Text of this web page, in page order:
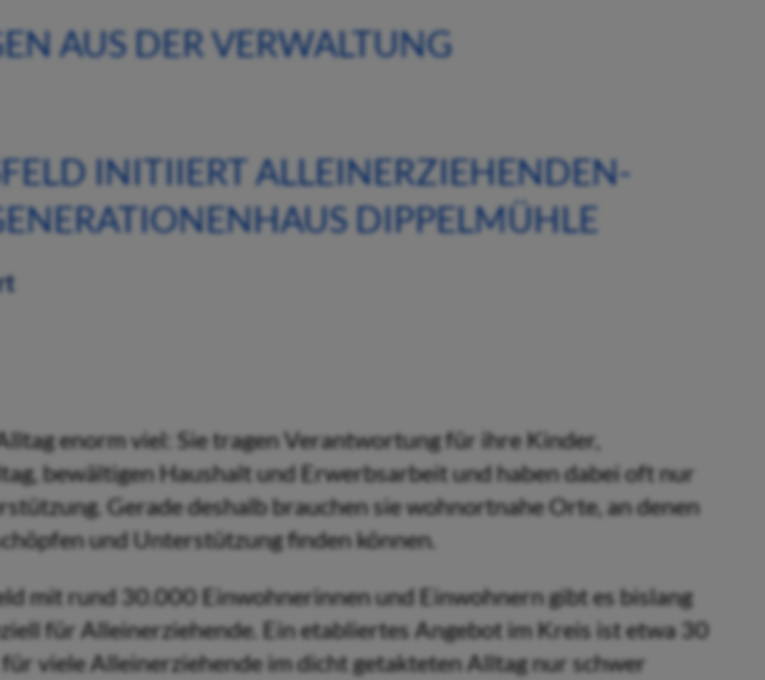
AUS DER VERWALTUNG
INITIIERT ALLEINERZIEHENDEN-
DIPPELMÜHLE
enorm viel: Sie tragen Verantwortung für ihre Kinder,
bewältigen Haushalt und Erwerbsarbeit und haben dabei oft nur
Gerade deshalb brauchen sie wohnortnahe Orte, an denen
und Unterstützung finden können.
mit rund 30.000 Einwohnerinnen und Einwohnern gibt es bislang
für Alleinerziehende. Ein etabliertes Angebot im Kreis ist etwa 30
viele Alleinerziehende im dicht getakteten Alltag nur schwer